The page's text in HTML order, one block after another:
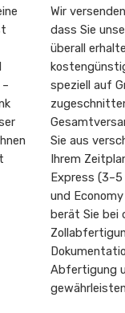
Wir
dass Sie
überall
speziell auf
Sie aus
Ihrem
Express (3–5
und
berät Sie bei
Abfertigung